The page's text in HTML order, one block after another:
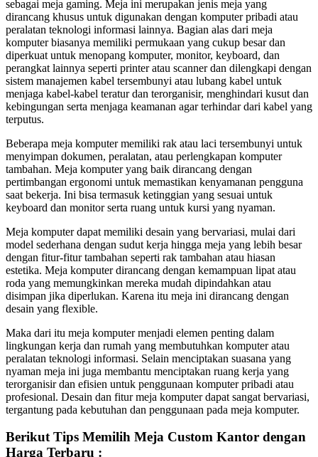
sebagai meja gaming. Meja ini merupakan jenis meja yang
dirancang khusus untuk digunakan dengan komputer pribadi atau
peralatan teknologi informasi lainnya. Bagian alas dari meja
komputer biasanya memiliki permukaan yang cukup besar dan
diperkuat untuk menopang komputer, monitor, keyboard, dan
perangkat lainnya seperti printer atau scanner dan dilengkapi dengan
sistem manajemen kabel tersembunyi atau lubang kabel untuk
menjaga kabel-kabel teratur dan terorganisir, menghindari kusut dan
kebingungan serta menjaga keamanan agar terhindar dari kabel yang
terputus.
Beberapa meja komputer memiliki rak atau laci tersembunyi untuk
menyimpan dokumen, peralatan, atau perlengkapan komputer
tambahan. Meja komputer yang baik dirancang dengan
pertimbangan ergonomi untuk memastikan kenyamanan pengguna
saat bekerja. Ini bisa termasuk ketinggian yang sesuai untuk
keyboard dan monitor serta ruang untuk kursi yang nyaman.
Meja komputer dapat memiliki desain yang bervariasi, mulai dari
model sederhana dengan sudut kerja hingga meja yang lebih besar
dengan fitur-fitur tambahan seperti rak tambahan atau hiasan
estetika. Meja komputer dirancang dengan kemampuan lipat atau
roda yang memungkinkan mereka mudah dipindahkan atau
disimpan jika diperlukan. Karena itu meja ini dirancang dengan
desain yang flexible.
Maka dari itu meja komputer menjadi elemen penting dalam
lingkungan kerja dan rumah yang membutuhkan komputer atau
peralatan teknologi informasi. Selain menciptakan suasana yang
nyaman meja ini juga membantu menciptakan ruang kerja yang
terorganisir dan efisien untuk penggunaan komputer pribadi atau
profesional. Desain dan fitur meja komputer dapat sangat bervariasi,
tergantung pada kebutuhan dan penggunaan pada meja komputer.
Berikut Tips Memilih Meja Custom Kantor dengan
Harga Terbaru :